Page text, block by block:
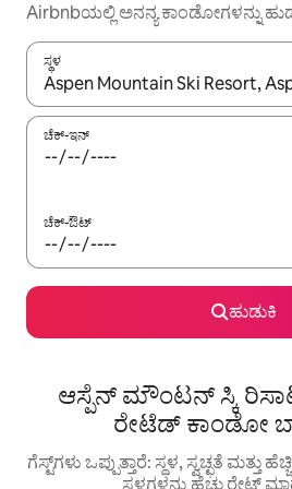
Airbnbಯಲ್ಲಿ ಅನನ್ಯ ಕಾಂಡೋಗಳನ್ನು
ಸ್ಥಳ
ಫಲಿತಾಂಶಗಳು ಲಭ್ಯವಿರುವಾಗ, ಅಪ್
ಚೆಕ್-ಇನ್
ಚೆಕ್-ಔಟ್
ಹುಡುಕಿ
ಆಸ್ಪೆನ್ ಮೌಂಟನ್ ಸ್ಕಿ
ರೇಟೆಡ್ ಕಾಂಡೋ
ಗೆಸ್ಟ್‌ಗಳು ಒಪ್ಪುತ್ತಾರೆ: ಸ್ಥಳ, ಸ್ವಚ್ಛತೆ ಮತ್ತು
ಸ್ಥಳಗಳನ್ನು ಹೆಚ್ಚು ರೇಟ್